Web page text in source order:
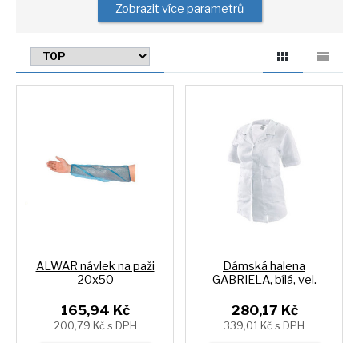
Zobrazit více parametrů
ALWAR návlek na paži
20x50
165,94 Kč
200,79 Kč s DPH
Dámská halena
GABRIELA, bílá, vel.
280,17 Kč
339,01 Kč s DPH